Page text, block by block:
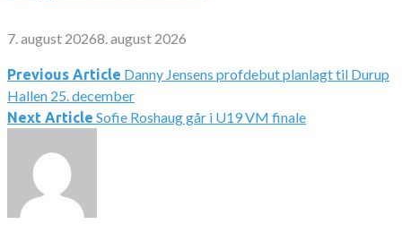
7. august 20268. august 2026
Indlægsnavigation
Previous Article Danny Jensens profdebut planlagt til Durup
Hallen 25. december
Next Article Sofie Roshaug går i U19 VM finale